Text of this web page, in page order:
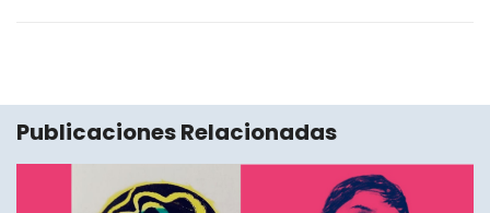
Publicaciones Relacionadas